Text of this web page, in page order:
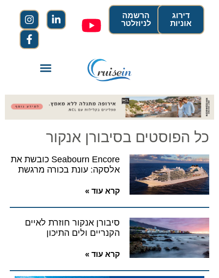
הרשמה
לניוזלטר
דירוג
אוניות
כל הפוסטים בסיבורן אנקור
Seabourn Encore כובשת את
אלסקה: עונת בכורה מרגשת
קרא עוד »
סיבורן אנקור חוזרת לאיים
הקנריים ולים התיכון
קרא עוד »